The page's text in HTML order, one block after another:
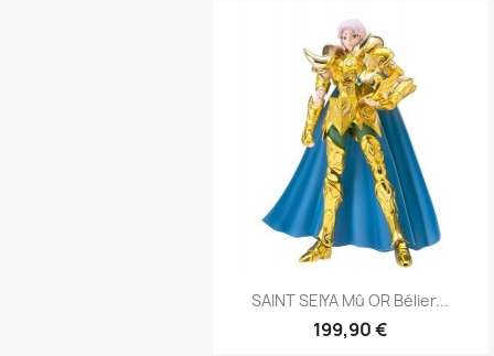
Aperçu rapide
SAINT SEIYA Mû OR Bélier...
199,90 €